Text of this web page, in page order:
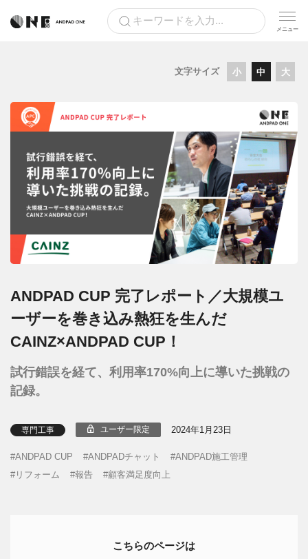
文字サイズ 小 中 大
ANDPAD CUP 完了レポート／大規模ユ
ーザーを巻き込み熱狂を生んだ
CAINZ×ANDPAD CUP！
試行錯誤を経て、利用率170%向上に導いた挑戦の
記録。
専門工事 ユーザー限定 2024年1月23日
ANDPAD CUP ANDPADチャット
ANDPAD施工管理
リフォーム
報告 顧客満足度向上
こちらのページは